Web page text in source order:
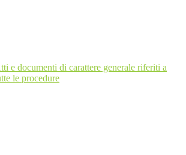
e documenti di carattere generale riferiti a
le procedure